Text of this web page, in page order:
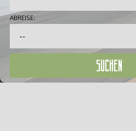
ABREISE:
SUCHEN